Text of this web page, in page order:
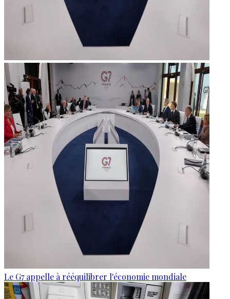
Le G7 appelle à rééquilibrer l'économie mondiale